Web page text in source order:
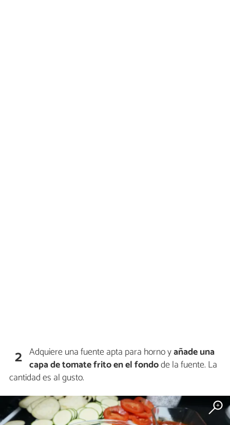
2 Adquiere una fuente apta para horno yañade una
capa de tomate frito en el fondode la fuente. La
cantidad es al gusto.